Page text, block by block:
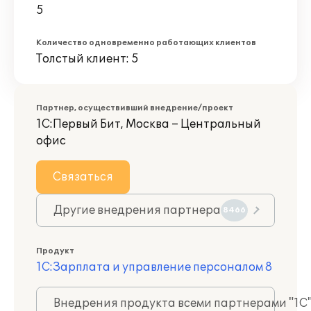
5
Количество одновременно работающих клиентов
Толстый клиент: 5
Партнер, осуществивший внедрение/проект
1С:Первый Бит, Москва – Центральный
офис
Связаться
Другие внедрения партнера 8466
Продукт
1С:Зарплата и управление персоналом 8
Внедрения продукта всеми партнерами